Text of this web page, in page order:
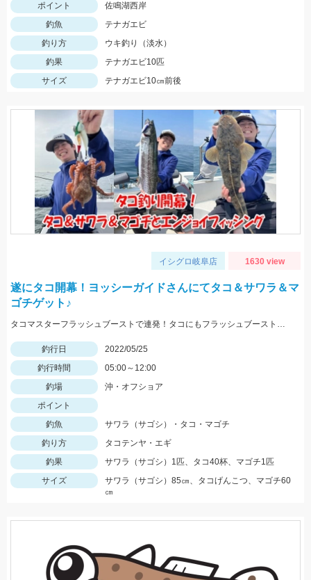
ポイント
佐鳴湖西岸
釣魚
テナガエビ
釣り方
ウキ釣り（淡水）
釣果
テナガエビ10匹
サイズ
テナガエビ10㎝前後
イシグロ岐阜店 1630 view
遂にタコ開幕！ヨッシーガイドさんにてタコ＆サワラ＆マ
ゴチゲット♪
タコマスターフラッシュブーストで連発！タコにもフラッシュブーストが効きます！！
釣行日
2022/05/25
釣行時間
05:00～12:00
釣場
沖・オフショア
ポイント
釣魚
サワラ（サゴシ）・タコ・マゴチ
釣り方
タコテンヤ・エギ
釣果
サワラ（サゴシ）1匹、タコ40杯、マゴチ1匹
サイズ
サワラ（サゴシ）85㎝、タコげんこつ、マゴチ60
㎝